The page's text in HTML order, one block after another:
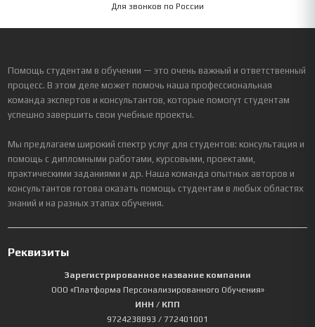
Для звонков по России
Помощь студентам в обучении — это очень важный и ответственный
процесс. В этом деле может помочь наша профессиональная
команда экспертов и консультантов, которые помогут студентам
успешно завершить свои учебные проекты.
Мы предлагаем широкий спектр услуг для студентов: консультация и
помощь с дипломными работами, курсовыми, проектами,
практическими заданиями и др. Наша команда опытных авторов и
консультантов готова оказать помощь студентам в любых областях
знаний и на разных этапах обучения.
Реквизиты
Зарегистрированное название компании
ООО «Платформа Персонализированного Обучения»
ИНН / КПП
9724238893 / 772401001